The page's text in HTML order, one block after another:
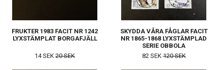
FRUKTER 1983 FACIT NR 1242
LYXSTÄMPLAT BORGAFJÄLL
14 SEK 20 SEK
SKYDDA VÅRA FÅGLAR FACIT
NR 1865-1868 LYXSTÄMPLAD
SERIE OBBOLA
82 SEK120 SEK